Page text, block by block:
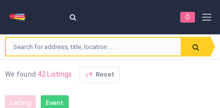
We found 42 Listings Reset
Listing Event